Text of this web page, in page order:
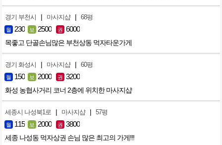
경기 부천시 | 마사지샵 | 68평
월 230 보 2500 권 6000
목좋고 단골손님많은 부천상동 먹자타운가게
경기 화성시 | 마사지샵 | 60평
월 150 보 2000 권 3200
화성 농협사거리 코너 2층에 위치한 마사지샵
세종시 나성북1로 | 마사지샵 | 57평
월 115 보 2000 권 3800
세종 나성동 먹자상권 손님 많은 최고의 가게!!!